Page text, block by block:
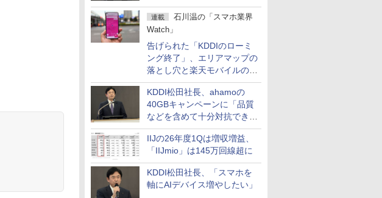
連載
石川温の「スマホ業界
Watch」
告げられた「KDDIのローミ
ング終了」、エリアマップの
落とし穴と楽天モバイルの課
題
KDDI松田社長、ahamoの
40GBキャンペーンに「品質
などを含めて十分対抗でき
る」
IIJの26年度1Qは増収増益、
「IIJmio」は145万回線超に
KDDI松田社長、「スマホを
軸にAIデバイス増やしたい」